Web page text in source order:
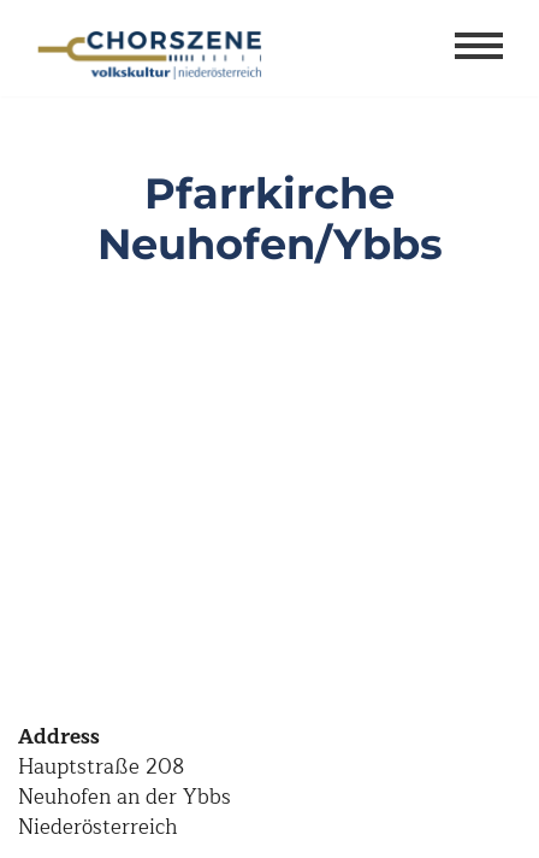
Pfarrkirche
Neuhofen/Ybbs
Address
Hauptstraße 208
Neuhofen an der Ybbs
Niederösterreich